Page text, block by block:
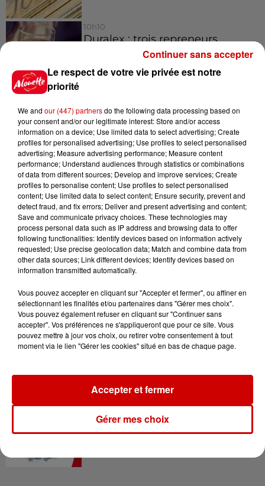
10h10
Duralex : trois repreneurs
Jeux Voir plus
Gagnez vos places pour le
Festival du Roi Arthur 2026 !
Gagnez vos entrées pour le
Musée du Sport Automobile au
Mans !
Alouette vous invite à
Futuroscope Xperiences !
Le Duel - Gagnez votre balade
en jet ski !
Le respect de votre vie privée est notre
priorité
We and our (447) partnersdo the following data processing based on
your consent and/or our legitimate interest: Store and/or access
information on a device; Use limited data to select advertising; Create
profiles for personalised advertising; Use profiles to select personalised
advertising; Measure advertising performance; Measure content
performance; Understand audiences through statistics or combinations
of data from different sources; Develop and improve services; Create
profiles to personalise content; Use profiles to select personalised
content; Use limited data to select content; Ensure security, prevent and
detect fraud, and fix errors; Deliver and present advertising and content;
Save and communicate privacy choices. These technologies may
process personal data such as IP address and browsing data to offer
following functionalities: Identify devices based on information actively
requested; Use precise geolocation data; Match and combine data from
other data sources; Link different devices; Identify devices based on
information transmitted automatically.
Vous pouvez accepter en cliquant sur "Accepter et fermer", ou affiner en
sélectionnant les finalités et/ou partenaires dans "Gérer mes choix".
Vous pouvez également refuser en cliquant sur "Continuer sans
accepter". Vos préférences ne s'appliqueront que pour ce site. Vous
pouvez mettre à jour vos choix, ou retirer votre consentement à tout
moment via le lien "Gérer les cookies" situé en bas de chaque page.
Gérer mes choix
Accepter et fermer
Continuer sans accepter